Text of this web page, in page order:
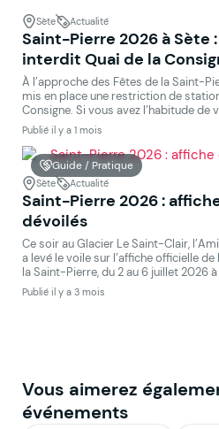
Sète Actualité
Saint-Pierre 2026 à Sète
interdit Quai de la
À l’approche des Fêtes de la Saint-
mis en place une restriction de
Consigne. Si vous avez l’habitude de
voici ce qu’il faut savoir avant de
et quand L’arrêt et le stationnement […]
Publié il y a 1 mois
Guide / Pratique
Sète Actualité
Saint-Pierre 2026 :
dévoilés
Ce soir au Glacier Le Saint-Clair,
a levé le voile sur l’affiche officielle
la Saint-Pierre, du 2 au 6 juillet 2026
cérémonie en mer est maintenue.
sous tension, les pêcheurs sétois
Publié il y a 3 mois
Vous aimerez
événements